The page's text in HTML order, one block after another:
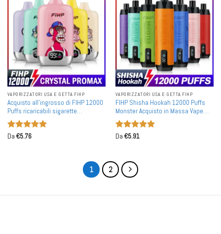
VAPORIZZATORI USA E GETTA FIHP
Acquisto all'ingrosso di FIHP 12000
Puffs ricaricabili sigarette
elettroniche monouso
Valutato
Da €5.76
VAPORIZZATORI USA E GETTA FIHP
FIHP Shisha Hookah 12000 Puffs
Monster Acquisto in Massa Vape
Ricaricabili Monouso all'Ingrosso
Valutato
Da €5.91
1 2